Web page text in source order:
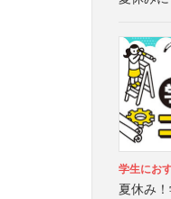
学生にお
夏休み